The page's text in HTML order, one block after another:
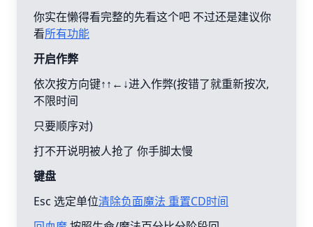
你实在懒得看完整的先看这个吧 不过还是建议你
看所有功能
开启作弊
依次按方向键↑↑←↓进入作弊(按错了就重新按次,
不限时间
只要顺序对)
打不开说明被人抢了 你手脚太慢
键盘
Esc 选定单位清除负面魔法 重置CD时间